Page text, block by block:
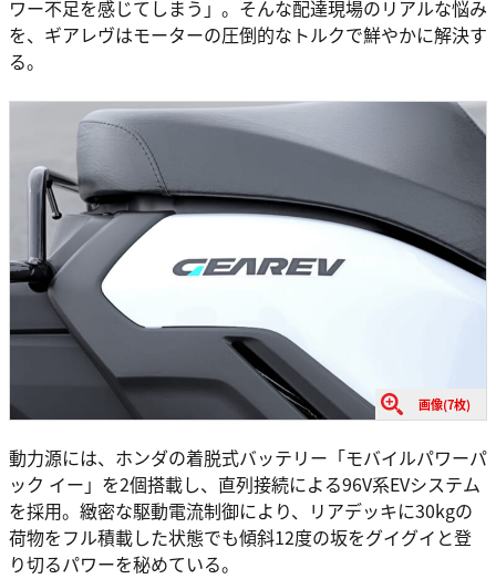
ワー不足を感じてしまう」。そんな配達現場のリアルな悩み
を、ギアレヴはモーターの圧倒的なトルクで鮮やかに解決す
る。
画像(7枚)
動力源には、ホンダの着脱式バッテリー「モバイルパワーパ
ック イー」を2個搭載し、直列接続による96V系EVシステム
を採用。緻密な駆動電流制御により、リアデッキに30kgの
荷物をフル積載した状態でも傾斜12度の坂をグイグイと登
り切るパワーを秘めている。